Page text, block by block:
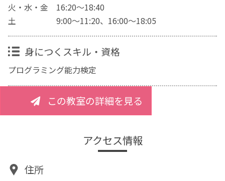
火・水・金 16:20～18:40
土 9:00～11:20、16:00～18:05
身につくスキル・資格
プログラミング能力検定
この教室の詳細を見る
アクセス情報
住所